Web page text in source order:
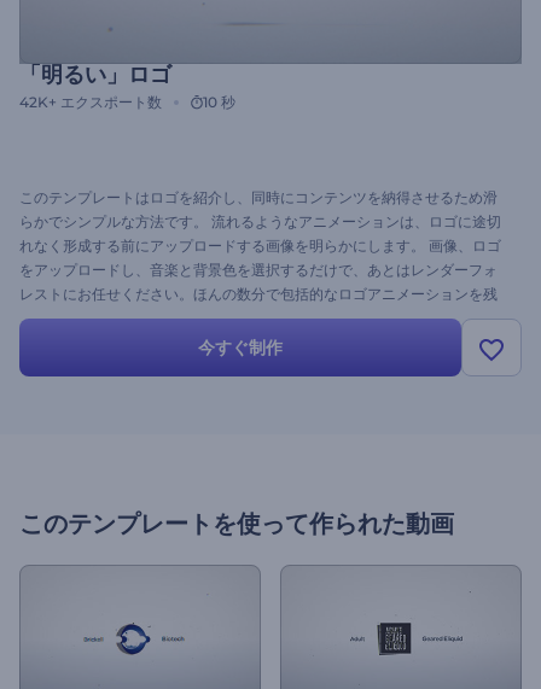
「明るい」ロゴ
42K+ エクスポート数 10 秒
このテンプレートはロゴを紹介し、同時にコンテンツを納得させるため滑
らかでシンプルな方法です。 流れるようなアニメーションは、ロゴに途切
れなく形成する前にアップロードする画像を明らかにします。 画像、ロゴ
をアップロードし、音楽と背景色を選択するだけで、あとはレンダーフォ
レストにお任せください。ほんの数分で包括的なロゴアニメーションを残
すことができます。 今すぐ試してみてください。 プレビューは無料です。
今すぐ制作
このテンプレートを使って作られた動画